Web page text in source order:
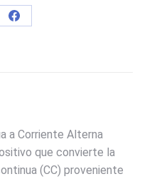
Share
a Corriente Alterna
que convierte la
(CC) proveniente